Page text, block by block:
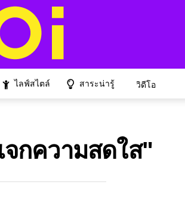
ไลฟ์สไตล์ สาระน่ารู้ วิดีโอ
กความสดใส"